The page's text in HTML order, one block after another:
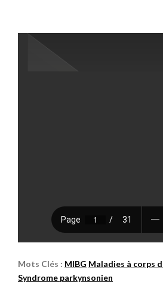
Mots Clés : MIBG Maladies à corps
Syndrome parkynsonien